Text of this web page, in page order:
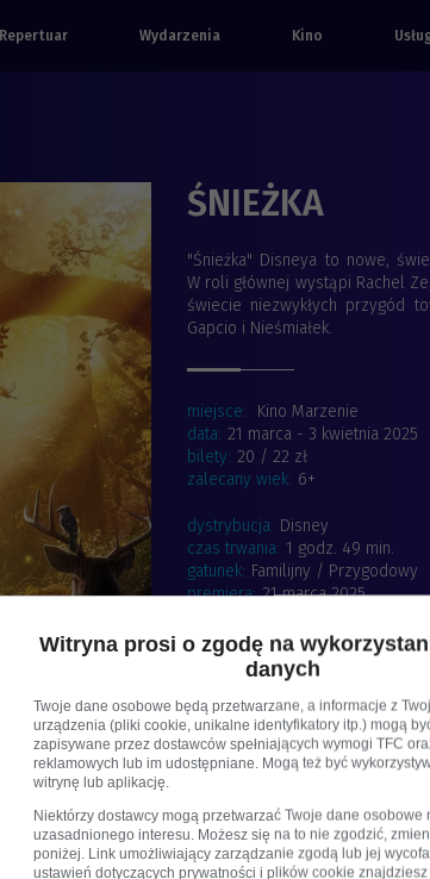
Repertuar Wydarzenia Kino
ŚNIEŻKA
"Śnieżka" Disneya to nowe,
W roli głównej wystąpi Rachel
świecie niezwykłych przygód
Gapcio i Nieśmiałek.
miejsce:
Kino Marzenie
data: 21 marca - 3 kwietnia 2025
bilety: 20 / 22 zł
zalecany wiek: 6+
dystrybucja: Disney
czas trwania: 1 godz. 49 min.
gatunek: Familijny / Przygodowy
premiera: 21 marca 2025
obsada:
Rachel Zegler, Gal
Marc Webb
scenariusz: Greta Gerwig, Erin
zdjęcia: Mandy Walker
muzyka: Benj Pasek
Witryna prosi o zgodę na
danych
Twoje dane osobowe będą przetwarzane, a informacje z
urządzenia (pliki cookie, unikalne identyfikatory itp.) mogą
zapisywane przez dostawców spełniających wymogi TFC
reklamowych lub im udostępniane. Mogą też być
witrynę lub aplikację.
Niektórzy dostawcy mogą przetwarzać Twoje dane osobowe
uzasadnionego interesu. Możesz się na to nie zgodzić,
poniżej. Link umożliwiający zarządzanie zgodą lub jej
ustawień dotyczących prywatności i plików cookie znajdziesz